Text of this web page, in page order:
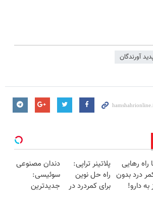
آورندگان
راه رهایی
درد بدون
به دارو!
پلاتینر تراپی:
راه حل نوین
برای کمردرد در
دندان مصنوعی
سوئیسی:
جدیدترین